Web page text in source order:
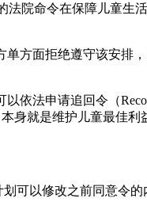
法院命令在保障儿童生
方面拒绝遵守该安排
依法申请追回令（
身就是维护儿童最佳利
可以修改之前同意令的